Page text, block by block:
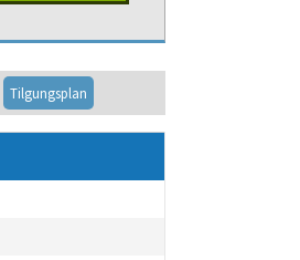
Tilgungsplan